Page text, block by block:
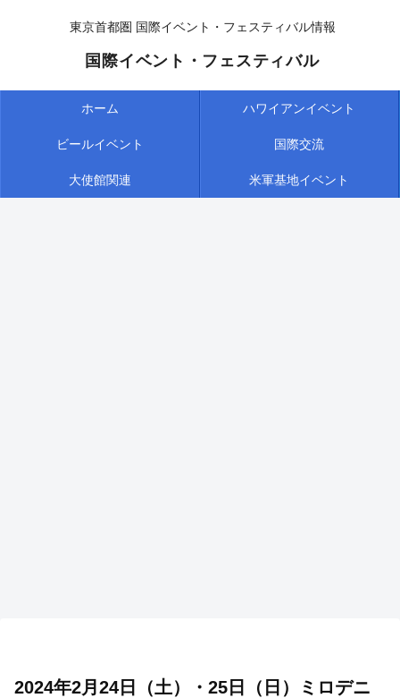
東京首都圏 国際イベント・フェスティバル情報
国際イベント・フェスティバル
ホーム ハワイアンイベント
ビールイベント 国際交流
大使館関連 米軍基地イベント
2024年2月24日（土）・25日（日）ミロデニ